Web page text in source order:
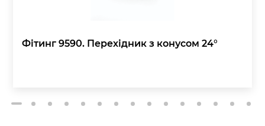
Фітинг 9590. Перехідник з конусом 24°
2 3 4 5 6 7 8 9 10 11 12 13 14 15